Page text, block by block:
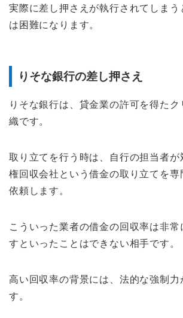
実際に差し押さえが執行されてしまう
は困難になります。
りそな銀行の差し押さえ
りそな銀行は、貸金業の許可を得たク
織です。
取り立てを行う時は、自行の担当者が
権回収会社という借金の取り立てを専
依頼します。
こういった業者の借金の回収率は非常
すといったことはできない相手です。
高い回収率の背景には、法的な強制力
す。